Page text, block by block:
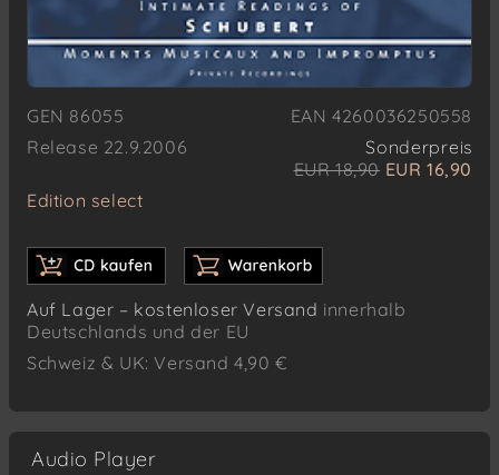
GEN 86055
EAN 4260036250558
Release 22.9.2006
Sonderpreis
EUR 18,90 EUR 16,90
Edition select
Auf Lager – kostenloser Versand innerhalb
Deutschlands und der EU
Schweiz & UK: Versand 4,90 €
Audio Player